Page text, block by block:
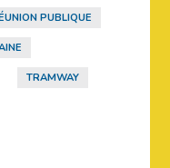
PUBLIQUE
TRAMWAY